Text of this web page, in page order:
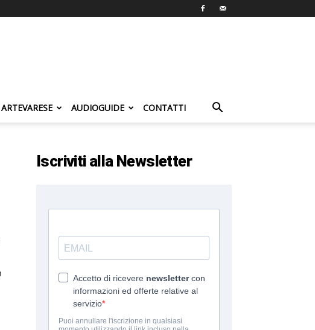
AUDIOGUIDE CONTATTI
Iscriviti alla Newsletter